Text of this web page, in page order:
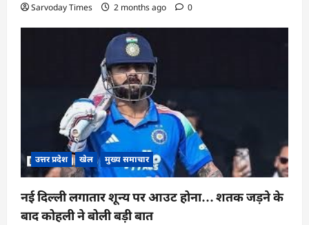
Sarvoday Times 2 months ago 0
उत्तर प्रदेश खेल मुख्य समाचार
नई दिल्ली लगातार शून्य पर आउट होना… शतक जड़ने के
बाद कोहली ने बोली बड़ी बात